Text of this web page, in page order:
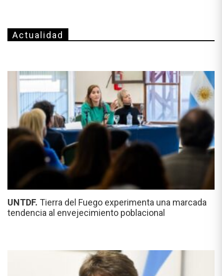
Actualidad
UNTDF. Tierra del Fuego experimenta una marcada
tendencia al envejecimiento poblacional